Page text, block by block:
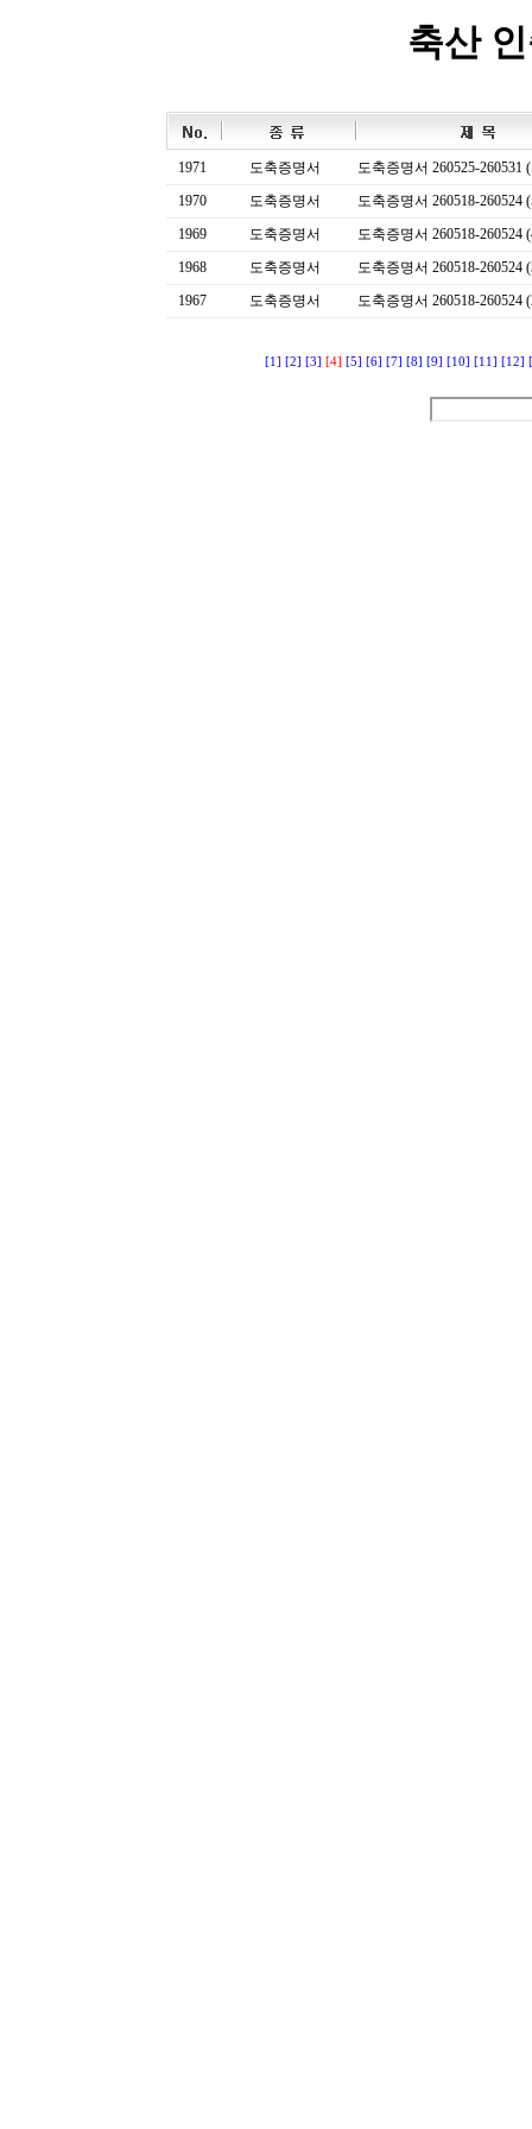
축산
1971 도축증명서
도축증명서 260525-260531
1970
도축증명서
도축증명서 260518-260524
1969
도축증명서
도축증명서 260518-260524
1968
도축증명서
도축증명서 260518-260524
1967
도축증명서 도축증명서 260518-260524
[1] [2] [3] [4] [5] [6] [7] [8] [9] [10] [11] [12]